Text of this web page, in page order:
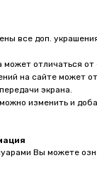
все доп.
может отличаться от
на сайте может
экрана.
изменить и
Вы можете